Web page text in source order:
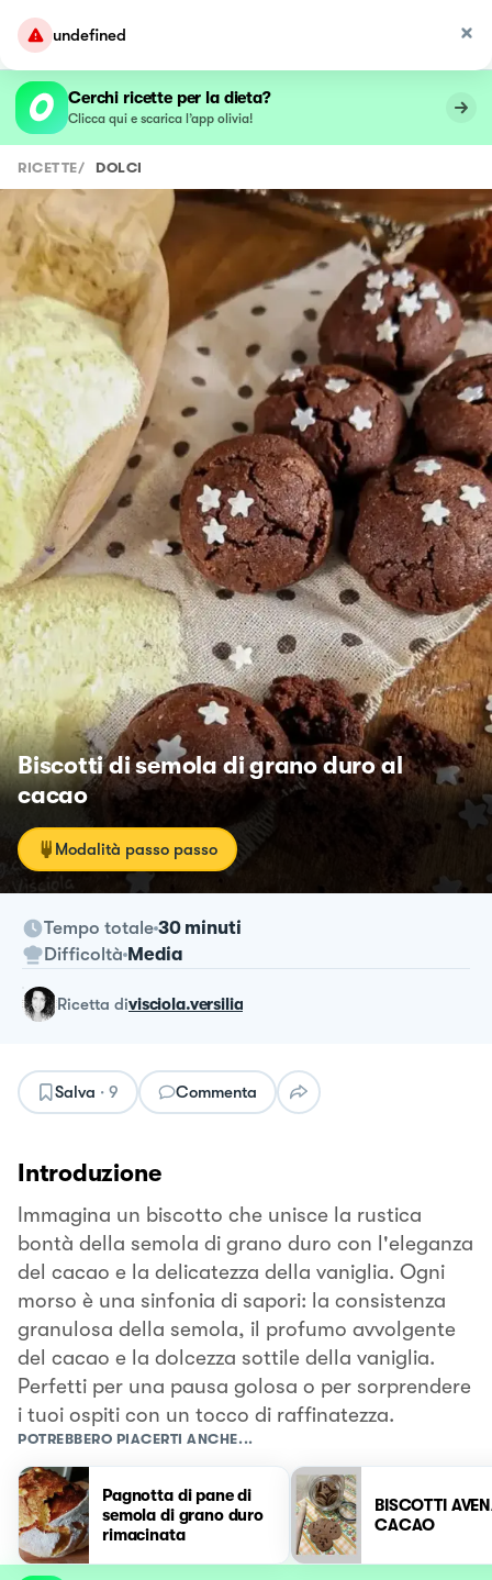
undefined
Cerchi ricette per la dieta?
Clicca qui e scarica l’app olivia!
RICETTE/ DOLCI
Biscotti di semola di grano duro al
cacao
Modalità passo passo
Tempo totale 30 minuti
Difficoltà Media
ricetta divisciola.versilia
Salva · 9 Commenta
Introduzione
Immagina un biscotto che unisce la rustica
bontà della semola di grano duro con l'eleganza
del cacao e la delicatezza della vaniglia. Ogni
morso è una sinfonia di sapori: la consistenza
granulosa della semola, il profumo avvolgente
del cacao e la dolcezza sottile della vaniglia.
Perfetti per una pausa golosa o per sorprendere
i tuoi ospiti con un tocco di raffinatezza.
POTREBBERO PIACERTI ANCHE...
Pagnotta di pane di
semola di grano duro
rimacinata
BISCOTTI
CACAO